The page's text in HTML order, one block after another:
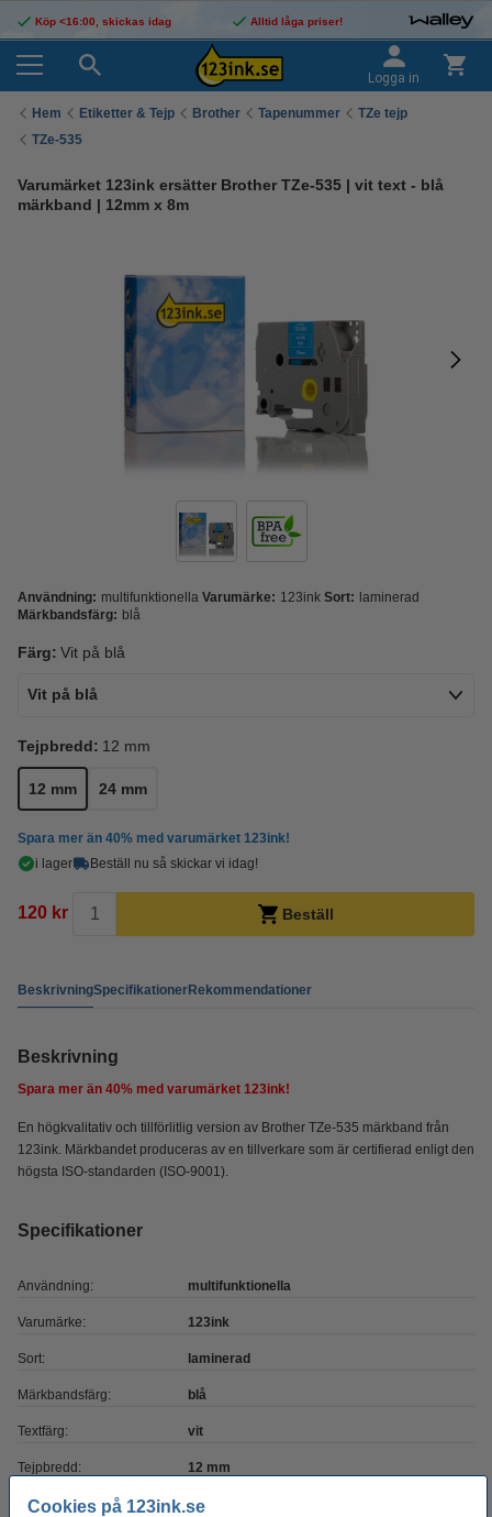
Cookies på 123ink.se
Köp <16:00, skickas idag Alltid låga priser!
Logga in
Hem Etiketter & Tejp Brother Tapenummer
TZe tejp
TZe-535
Varumärket 123ink ersätter Brother TZe-535 | vit text - blå
märkband | 12mm x 8m
Användning: multifunktionella Varumärke: 123ink Sort: laminerad
Märkbandsfärg: blå
Färg: Vit på blå
Vit på blå
Tejpbredd: 12 mm
12 mm 24 mm
Spara mer än 40% med varumärket 123ink!
i lager
Beställ nu så skickar vi idag!
120 kr Beställ
BeskrivningSpecifikationerRekommendationer
Beskrivning
Spara mer än 40% med varumärket 123ink!
En högkvalitativ och tillförlitlig version av Brother TZe-535 märkband från
123ink. Märkbandet produceras av en tillverkare som är certifierad enligt den
högsta ISO-standarden (ISO-9001).
Specifikationer
Användning: multifunktionella
Varumärke: 123ink
Sort: laminerad
Märkbandsfärg: blå
Textfärg: vit
Tejpbredd: 12 mm
Tejplängd: 8 meter